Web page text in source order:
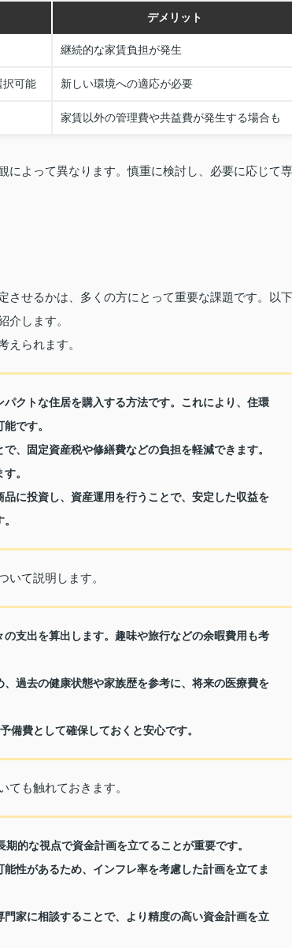
デメリット
継続的な家賃負担が発生
択可能 新しい環境への適応が必要
家賃以外の管理費や共益費が発生する場合も
によって異なります。慎重に検討し、必要に応じて専
させるかは、多くの方にとって重要な課題です。以下
介します。
えられます。
クトな住居を購入する方法です。これにより、住環
です。
、固定資産税や修繕費などの負担を軽減できます。
。
に投資し、資産運用を行うことで、安定した収益を
いて説明します。
支出を算出します。趣味や旅行などの余暇費用も考
過去の健康状態や家族歴を参考に、将来の医療費を
備費として確保しておくと安心です。
も触れておきます。
的な視点で資金計画を立てることが重要です。
性があるため、インフレ率を考慮した計画を立てま
家に相談することで、より精度の高い資金計画を立